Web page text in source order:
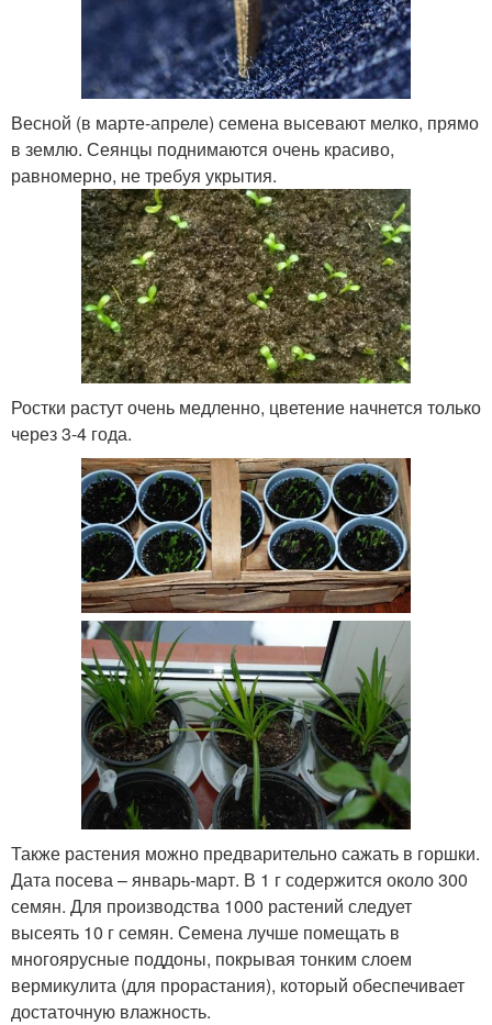
Весной (в марте-апреле) семена высевают мелко, прямо
в землю. Сеянцы поднимаются очень красиво,
равномерно, не требуя укрытия.
Ростки растут очень медленно, цветение начнется только
через 3-4 года.
Также растения можно предварительно сажать в горшки.
Дата посева – январь-март. В 1 г содержится около 300
семян. Для производства 1000 растений следует
высеять 10 г семян. Семена лучше помещать в
многоярусные поддоны, покрывая тонким слоем
вермикулита (для прорастания), который обеспечивает
достаточную влажность.